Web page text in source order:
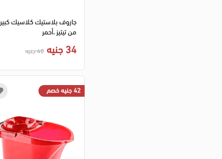
جاروف بلاستيك كلاسيك كبير
من تيتيز ،أحمر
34 جنيه 40 جنيه
42 جنيه خصم